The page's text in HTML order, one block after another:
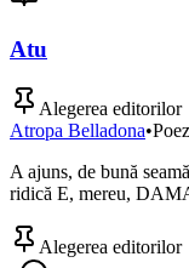
Atu
Alegerea editorilor
Atropa Belladona•
A ajuns, de bună
ridică E, mereu,
Alegerea editorilor